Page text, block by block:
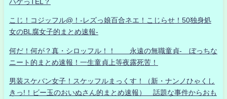
ハゲっTEL？
こじ！コジッフル@！-レズっ娘百合ネエ！こじらせ！50独身処
女のBL腐女子的まとめ速報-
何だ！何が？真・シロッフル！！ 永遠の無職童貞- ぼっちな
ニート的まとめ速報！一生童貞上等夜露死苦！
男装スケバン女子！スケッフルまっくす！（新・ナンノひゃくし
きっ!！ビー玉のおいぬさん的まとめ速報） 話題な事件からおも